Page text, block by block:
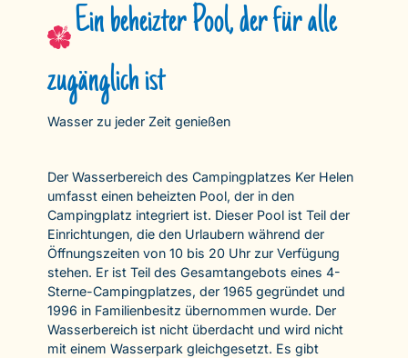
Ein beheizter Pool, der für alle
zugänglich ist
Wasser zu jeder Zeit genießen
Der Wasserbereich des Campingplatzes Ker Helen
umfasst einen beheizten Pool, der in den
Campingplatz integriert ist. Dieser Pool ist Teil der
Einrichtungen, die den Urlaubern während der
Öffnungszeiten von 10 bis 20 Uhr zur Verfügung
stehen. Er ist Teil des Gesamtangebots eines 4-
Sterne-Campingplatzes, der 1965 gegründet und
1996 in Familienbesitz übernommen wurde. Der
Wasserbereich ist nicht überdacht und wird nicht
mit einem Wasserpark gleichgesetzt. Es gibt